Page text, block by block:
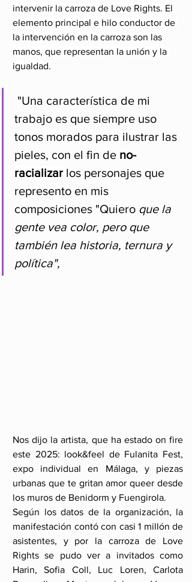
intervenir la carroza de Love Rights. El
elemento principal e hilo conductor de
la intervención en la carroza son las
manos, que representan la unión y la
igualdad.
trabajo es que siempre uso
tonos morados para ilustrar las
pieles, con el fin de no-
racializar los personajes que
represento en mis
composiciones "Quiero que la
gente vea color, pero que
también lea historia, ternura y
política",
Nos dijo la artista, que ha estado on fire
este 2025: look&feel de Fulanita Fest,
expo individual en Málaga, y piezas
urbanas que te gritan amor queer desde
los muros de Benidorm y Fuengirola.
Según los datos de la organización, la
manifestación contó con casi 1 millón de
asistentes, y por la carroza de Love
Rights se pudo ver a invitados como
Harin, Sofia Coll, Luc Loren, Carlota